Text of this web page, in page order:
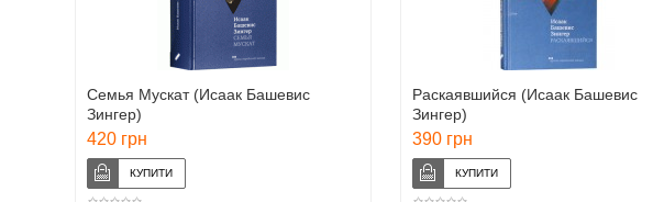
Семья Мускат (Исаак Башевис
Зингер)
420 грн
Раскаявшийся (Исаак Башевис
Зингер)
390 грн